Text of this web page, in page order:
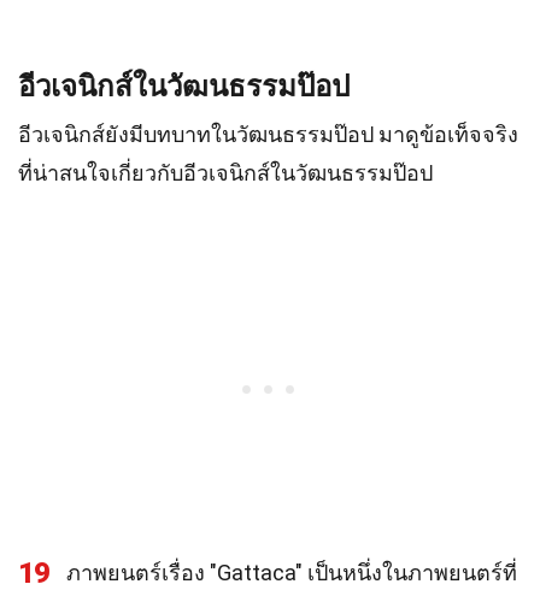
อีวเจนิกส์ในวัฒนธรรมป๊อป
อีวเจนิกส์ยังมีบทบาทในวัฒนธรรมป๊อป มาดูข้อเท็จจริง
ที่น่าสนใจเกี่ยวกับอีวเจนิกส์ในวัฒนธรรมป๊อป
19 ภาพยนตร์เรื่อง "Gattaca" เป็นหนึ่งในภาพยนตร์ที่